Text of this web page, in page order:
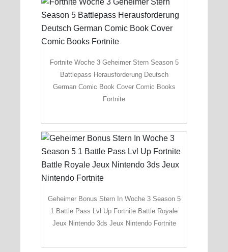
Fortnite Woche 3 Geheimer Stern Season 5
Battlepass Herausforderung Deutsch
German Comic Book Cover Comic Books
Fortnite
Geheimer Bonus Stern In Woche 3 Season 5
1 Battle Pass Lvl Up Fortnite Battle Royale
Jeux Nintendo 3ds Jeux Nintendo Fortnite